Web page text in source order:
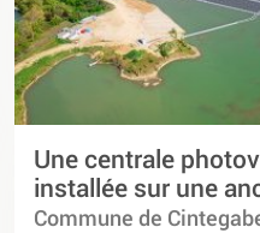
Une centrale
installée sur une
Commune de